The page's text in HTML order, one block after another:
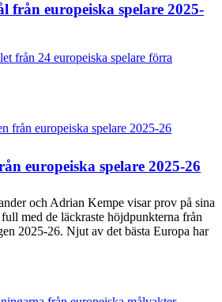
från europeiska spelare 2025-
från 24 europeiska spelare förra
europeiska spelare 2025-26
och Adrian Kempe visar prov på sina
med de läckraste höjdpunkterna från
2025-26. Njut av det bästa Europa har